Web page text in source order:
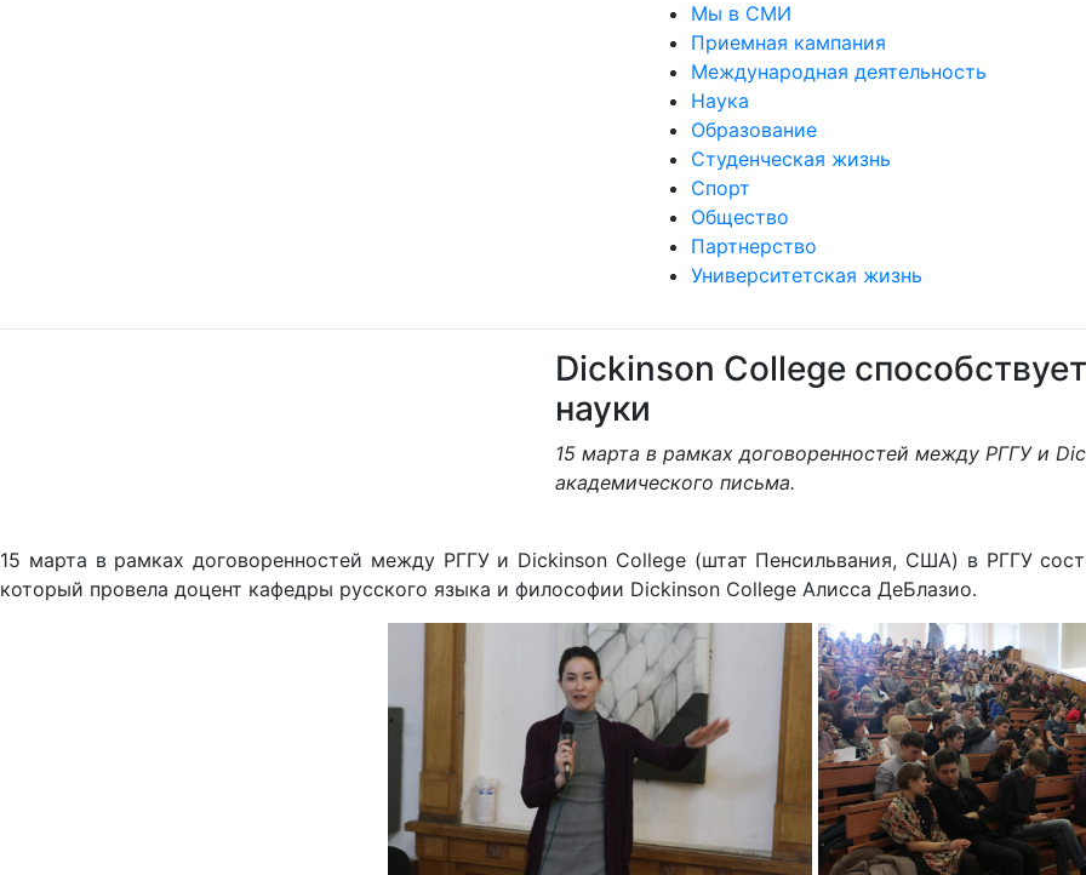
Мы в СМИ
Приемная кампания
Международная деятельность
Наука
Образование
Студенческая жизнь
Спорт
Общество
Партнерство
Университетская жизнь
Dickinson College
науки
15 марта в рамках договоренностей между РГГУ и
академического письма.
15 марта в рамках договоренностей между РГГУ и Dickinson College (штат Пенсильвания, США) в РГГУ
который провела доцент кафедры русского языка и философии Dickinson College Алисса ДеБлазио.